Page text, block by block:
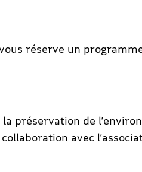
réserve un
préservation de
avec